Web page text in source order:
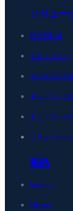
ソリュー
統合型DDI
セキュリティ
マルチクラウ
ネットワーク
ネットワーク
ソリューショ
製品
Integrity
Micetro